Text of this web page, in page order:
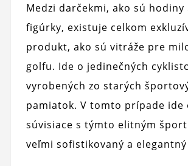
Medzi darčekmi, ako sú hodiny
figúrky, existuje celkom
produkt, ako sú vitráže pre
golfu. Ide o jedinečných
vyrobených zo starých
pamiatok. V tomto prípade ide
súvisiace s týmto elitným
veľmi sofistikovaný a